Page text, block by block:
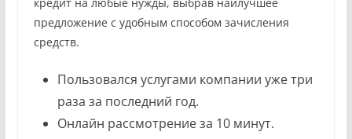
предложение с удобным способом зачисления
средств.
Пользовался услугами компании уже три
раза за последний год.
Онлайн рассмотрение за 10 минут.